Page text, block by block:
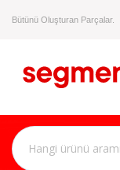
Bütünü Oluşturan Parçalar.